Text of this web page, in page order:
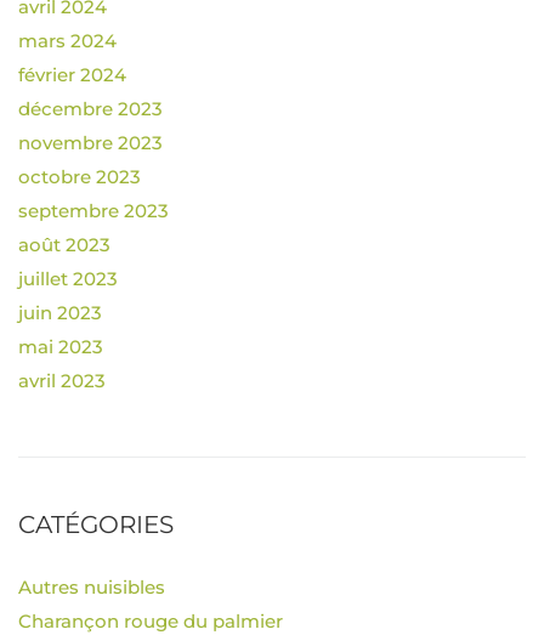
avril 2024
mars 2024
février 2024
décembre 2023
novembre 2023
octobre 2023
septembre 2023
août 2023
juillet 2023
juin 2023
mai 2023
avril 2023
CATÉGORIES
Autres nuisibles
Charançon rouge du palmier